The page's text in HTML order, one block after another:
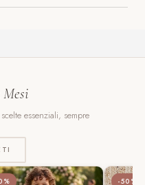
essenziali, sempre
-50%